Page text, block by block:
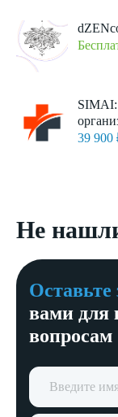
с
39 900
Не
Оставьте
вами для
вопросам